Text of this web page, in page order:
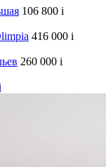
106 800 i
416 000 i
260 000 i